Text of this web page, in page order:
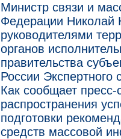
Министр связи и
Федерации Николай
руководителями
органов
правительства
России
Как сообщает
распространения
подготовки
средств массовой